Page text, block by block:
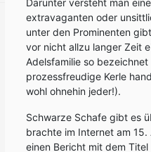
Darunter versteht man
extravaganten oder
unter den Prominenten
vor nicht allzu langer Zeit
Adelsfamilie so
prozessfreudige Kerle
wohl ohnehin jeder!).
Schwarze Schafe gibt es
brachte im Internet am
einen Bericht mit dem